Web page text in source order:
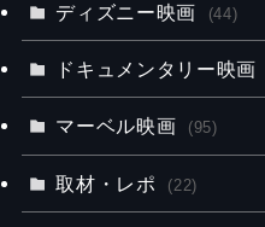
ディズニー映画 (44)
ドキュメンタリー映画
マーベル映画 (95)
取材・レポ (22)